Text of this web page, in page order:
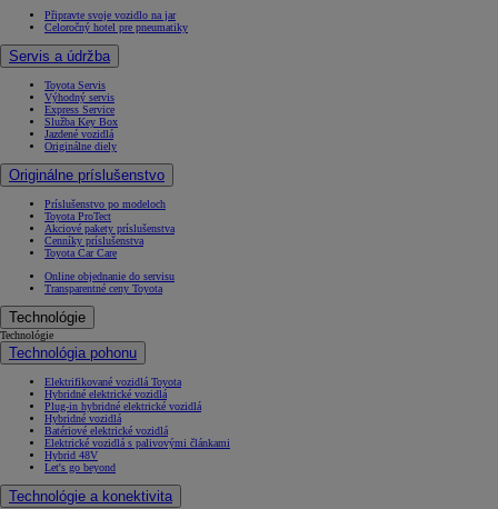
Připravte svoje vozidlo na jar
Celoročný hotel pre pneumatiky
Servis a údržba
Toyota Servis
Výhodný servis
Express Service
Služba Key Box
Jazdené vozidlá
Originálne diely
Originálne príslušenstvo
Príslušenstvo po modeloch
Toyota ProTect
Akciové pakety príslušenstva
Cenníky príslušenstva
Toyota Car Care
Online objednanie do servisu
Transparentné ceny Toyota
Technológie
Technológie
Technológia pohonu
Elektrifikované vozidlá Toyota
Hybridné elektrické vozidlá
Plug-in hybridné elektrické vozidlá
Hybridné vozidlá
Batériové elektrické vozidlá
Elektrické vozidlá s palivovými článkami
Hybrid 48V
Let's go beyond
Technológie a konektivita